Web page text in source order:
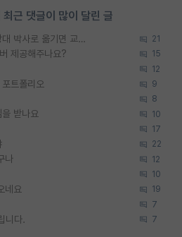
근 댓글이 많이 달린 글
SSH 박사과정을 그만두고 지방대 박사로 옮기면 교수의 꿈은 끝일까요? 21
제공해주나요? 15
12
트폴리오 9
8
받나요 10
17
22
나 12
10
네요 19
7
니다. 7